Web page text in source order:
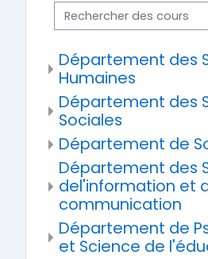
Rechercher des cours
Département des
Humaines
Département des
Sociales
Département de
Département des
del'information et
communication
Département de
et Science de